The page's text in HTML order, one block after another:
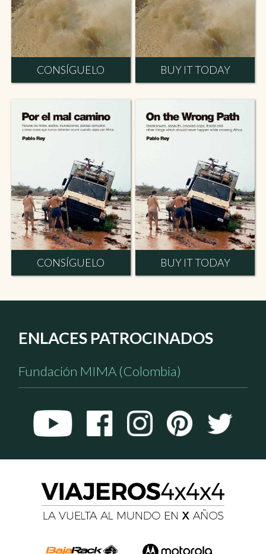
CONSÍGUELO BUY IT TODAY
CONSÍGUELO BUY IT TODAY
ENLACES PATROCINADOS
Fundación MIMA (Colombia)